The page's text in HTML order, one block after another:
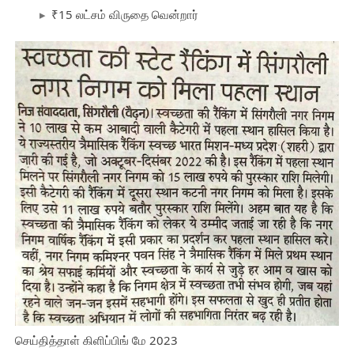
₹15 லட்சம் விருதை வென்றார்
செய்தித்தாள் கிளிப்பிங் மே 2023